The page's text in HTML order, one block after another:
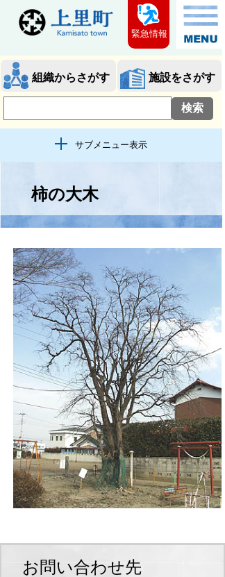
組織からさがす 施設をさがす
サブメニュー表示
緊急情報
柿の大木
お問い合わせ先